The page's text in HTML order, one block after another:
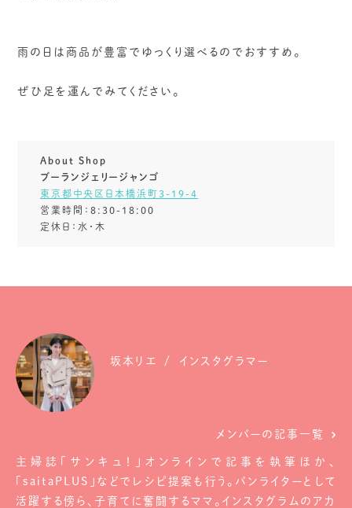
雨の日は商品が豊富でゆっくり選べるのでおすすめ。
ぜひ足を運んでみてください。
About Shop
ブーランジェリージャンゴ
東京都中央区日本橋浜町3-19-4
営業時間：8:30-18:00
定休日：水・木
坂本リエ インスタグラマー
メンバーの記事一覧
主婦誌「サンキュ！」オンラインで記事を執筆ほか、
「saitaPLUS」などでレシピ提案も行う。パンライターとして
活躍する傍ら、子育てに奮闘するママ。インスタグラムのアカ